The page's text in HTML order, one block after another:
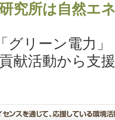
究所は自然エ
グリーン電力
献活動から支